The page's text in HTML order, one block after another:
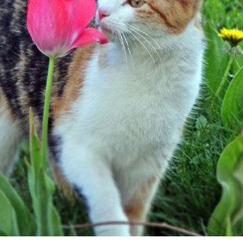
Neden
Terk Eder?
En Tatlı 21
Pire Nasıl